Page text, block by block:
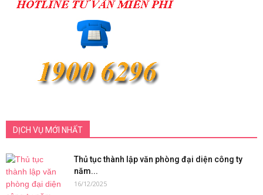
DỊCH VỤ MỚI NHẤT
Thủ tục thành lập văn phòng đại diện công ty
năm...
16/12/2025